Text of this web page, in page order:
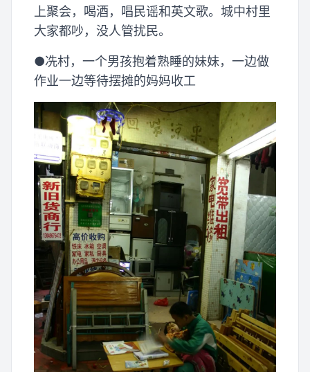
上聚会，喝酒，唱民谣和英文歌。城中村里
大家都吵，没人管扰民。
●冼村，一个男孩抱着熟睡的妹妹，一边做
作业一边等待摆摊的妈妈收工